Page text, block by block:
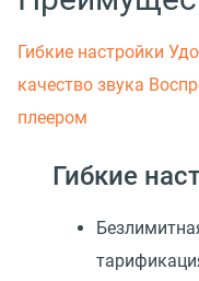
Гибкие настройки
качество звука
плеером
Гибкие